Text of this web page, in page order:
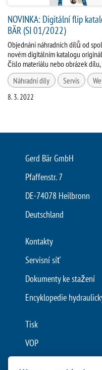
NOVINKA: Digitální flip
BÄR (SI 01/2022)
Objednání náhradních dílů od
novém digitálním katalogu
číslo materiálu nebo obrázek
Náhradní díly
Servis
8. 3. 2022
Gerd Bär GmbH
Pfaffenstr. 7
DE-74078 Heilbronn
Deutschland
Kontakty
Servisní síť
Dokumenty ke stažení
Encyklopedie
Tisk
VOP